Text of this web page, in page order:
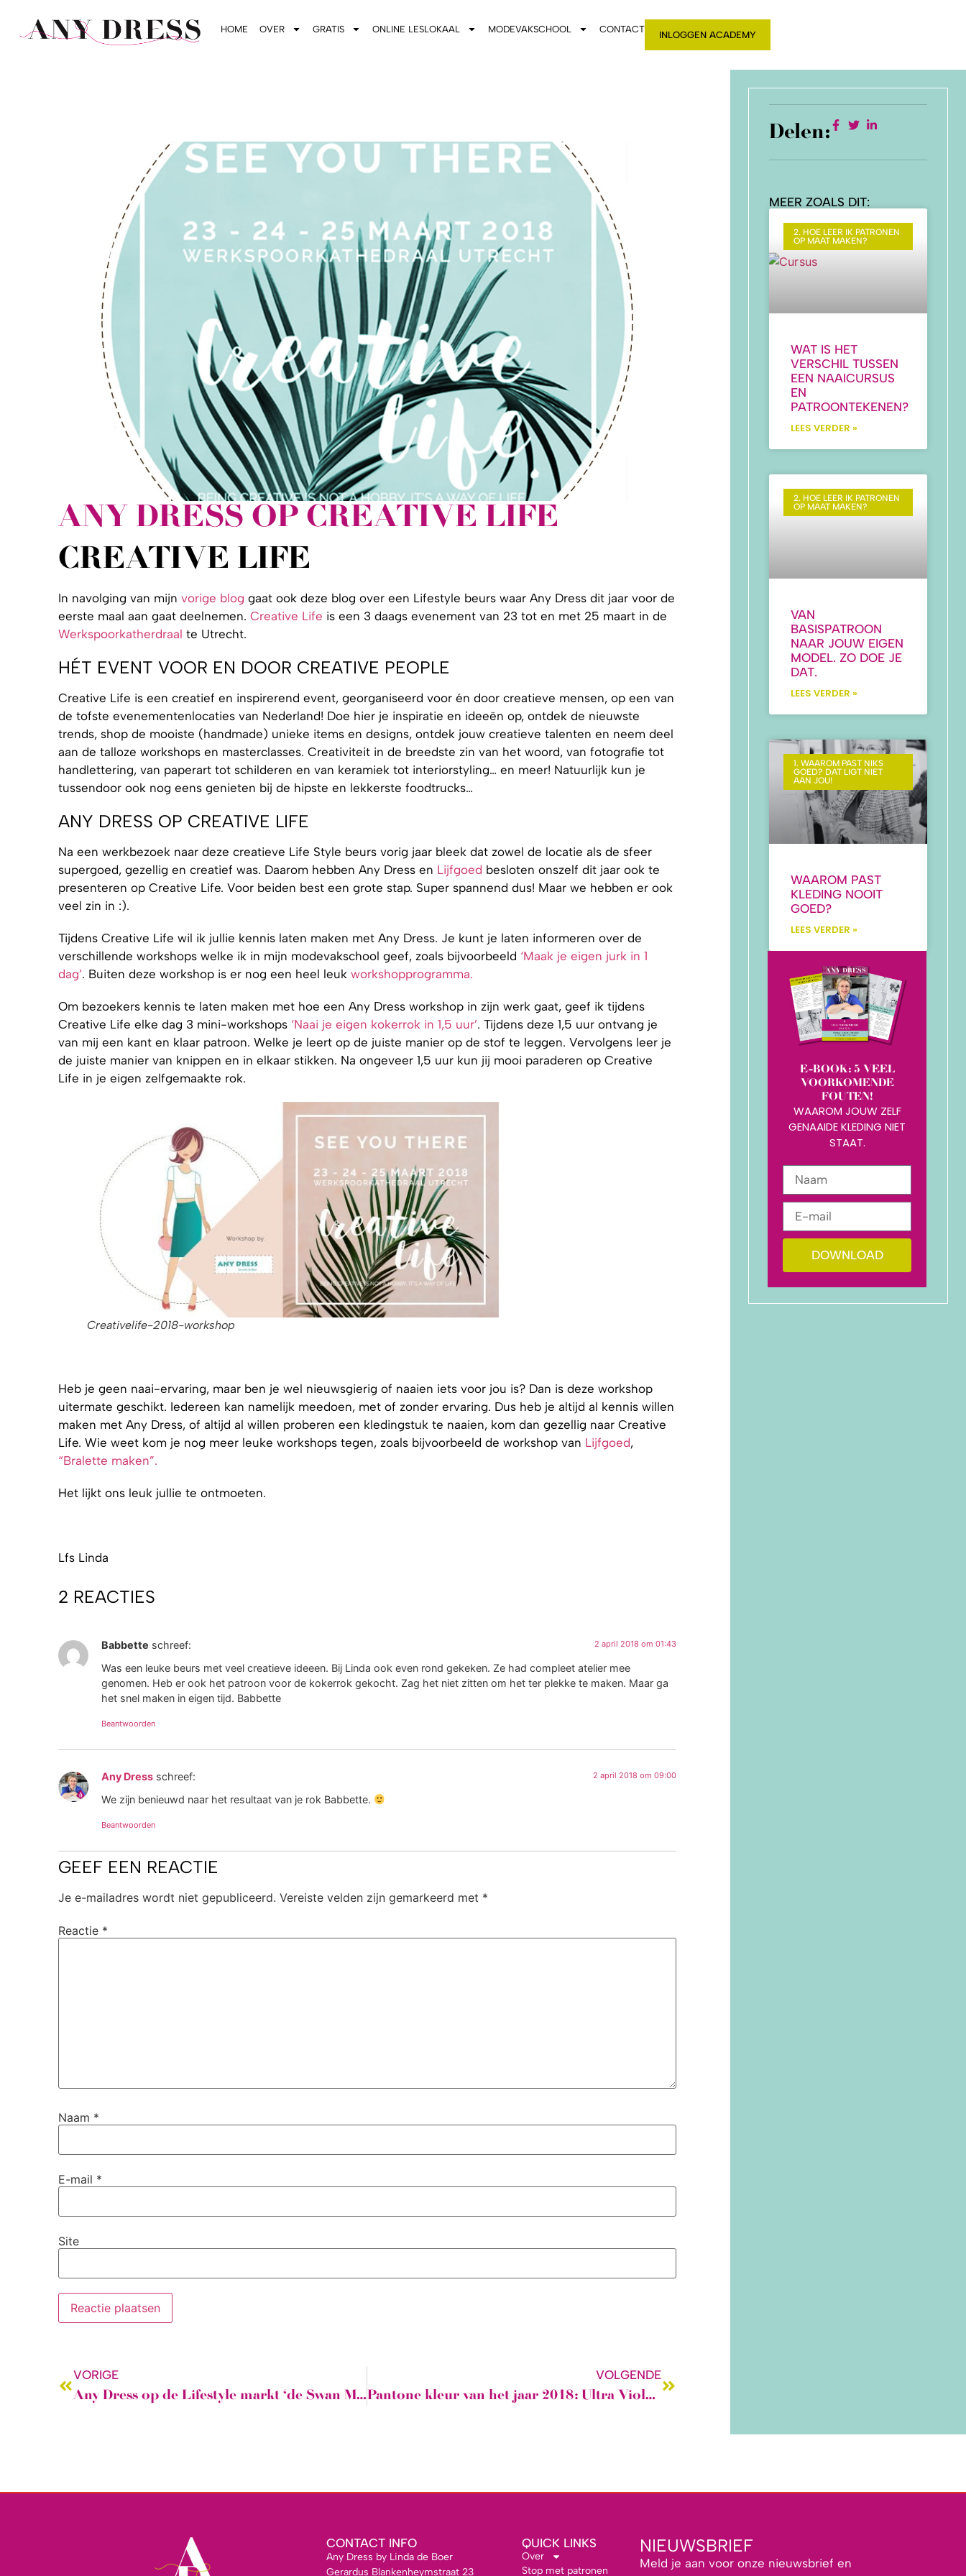
HOME OVER GRATIS ONLINE LESLOKAAL MODEVAKSCHOOL CONTACT
INLOGGEN ACADEMY
ANY DRESS OP CREATIVE LIFE
CREATIVE LIFE
In navolging van mijn vorige blog gaat ook deze blog over een Lifestyle beurs waar Any Dress dit jaar voor de
eerste maal aan gaat deelnemen. Creative Life is een 3 daags evenement van 23 tot en met 25 maart in de
Werkspoorkatherdraal te Utrecht.
HÉT EVENT VOOR EN DOOR CREATIVE PEOPLE
Creative Life is een creatief en inspirerend event, georganiseerd voor én door creatieve mensen, op een van
de tofste evenementenlocaties van Nederland! Doe hier je inspiratie en ideeën op, ontdek de nieuwste
trends, shop de mooiste (handmade) unieke items en designs, ontdek jouw creatieve talenten en neem deel
aan de talloze workshops en masterclasses. Creativiteit in de breedste zin van het woord, van fotografie tot
handlettering, van paperart tot schilderen en van keramiek tot interiorstyling… en meer! Natuurlijk kun je
tussendoor ook nog eens genieten bij de hipste en lekkerste foodtrucks…
ANY DRESS OP CREATIVE LIFE
Na een werkbezoek naar deze creatieve Life Style beurs vorig jaar bleek dat zowel de locatie als de sfeer
supergoed, gezellig en creatief was. Daarom hebben Any Dress en Lijfgoed besloten onszelf dit jaar ook te
presenteren op Creative Life. Voor beiden best een grote stap. Super spannend dus! Maar we hebben er ook
veel zin in :).
Tijdens Creative Life wil ik jullie kennis laten maken met Any Dress. Je kunt je laten informeren over de
verschillende workshops welke ik in mijn modevakschool geef, zoals bijvoorbeeld ‘Maak je eigen jurk in 1
dag’. Buiten deze workshop is er nog een heel leuk workshopprogramma.
Om bezoekers kennis te laten maken met hoe een Any Dress workshop in zijn werk gaat, geef ik tijdens
Creative Life elke dag 3 mini-workshops ‘Naai je eigen kokerrok in 1,5 uur’. Tijdens deze 1,5 uur ontvang je
van mij een kant en klaar patroon. Welke je leert op de juiste manier op de stof te leggen. Vervolgens leer je
de juiste manier van knippen en in elkaar stikken. Na ongeveer 1,5 uur kun jij mooi paraderen op Creative
Life in je eigen zelfgemaakte rok.
Creativelife-2018-workshop
Heb je geen naai-ervaring, maar ben je wel nieuwsgierig of naaien iets voor jou is? Dan is deze workshop
uitermate geschikt. Iedereen kan namelijk meedoen, met of zonder ervaring. Dus heb je altijd al kennis willen
maken met Any Dress, of altijd al willen proberen een kledingstuk te naaien, kom dan gezellig naar Creative
Life. Wie weet kom je nog meer leuke workshops tegen, zoals bijvoorbeeld de workshop van Lijfgoed,
“Bralette maken”.
Het lijkt ons leuk jullie te ontmoeten.
Lfs Linda
2 REACTIES
Babbette schreef: 2 april 2018 om 01:43
Was een leuke beurs met veel creatieve ideeen. Bij Linda ook even rond gekeken. Ze had compleet atelier mee
genomen. Heb er ook het patroon voor de kokerrok gekocht. Zag het niet zitten om het ter plekke te maken. Maar ga
het snel maken in eigen tijd. Babbette
Beantwoorden
Any Dress schreef: 2 april 2018 om 09:00
We zijn benieuwd naar het resultaat van je rok Babbette.
Beantwoorden
GEEF EEN REACTIE
Je e-mailadres wordt niet gepubliceerd. Vereiste velden zijn gemarkeerd met *
Reactie *
Naam *
E-mail *
Site
VORIGE
Any Dress op de Lifestyle markt ‘de Swan Market’ Rotterdam?
VOLGENDE
Pantone kleur van het jaar 2018: Ultra Violet 18-3838.
Delen:
MEER ZOALS DIT:
2. HOE LEER IK PATRONEN
OP MAAT MAKEN?
WAT IS HET
VERSCHIL TUSSEN
EEN NAAICURSUS
EN
PATROONTEKENEN?
LEES VERDER »
2. HOE LEER IK PATRONEN
OP MAAT MAKEN?
VAN
BASISPATROON
NAAR JOUW EIGEN
MODEL. ZO DOE JE
DAT.
LEES VERDER »
1. WAAROM PAST NIKS
GOED? DAT LIGT NIET
AAN JOU!
WAAROM PAST
KLEDING NOOIT
GOED?
LEES VERDER »
E-BOOK: 5 VEEL
VOORKOMENDE
FOUTEN!
WAAROM JOUW ZELF
GENAAIDE KLEDING NIET
STAAT.
DOWNLOAD
CONTACT INFO
Any Dress by Linda de Boer
Gerardus Blankenheymstraat 23
QUICK LINKS
Over
Stop met patronen
NIEUWSBRIEF
Meld je aan voor onze nieuwsbrief en